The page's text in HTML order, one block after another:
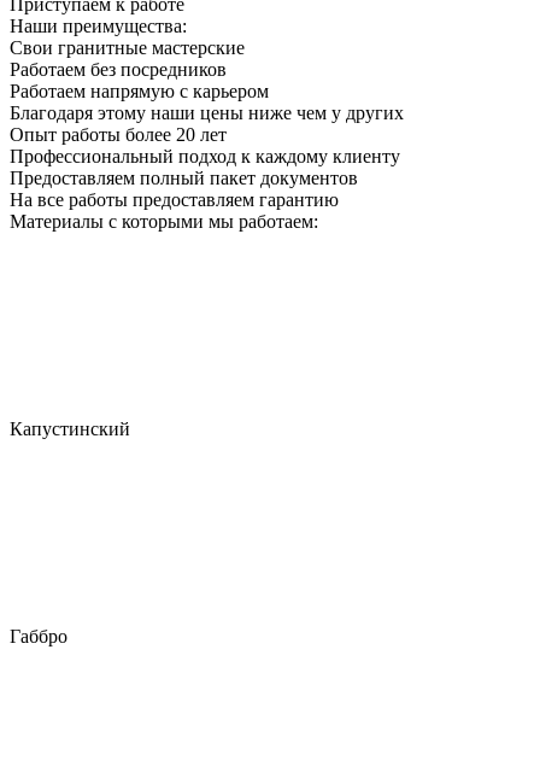
Приступаем к работе
Наши преимущества:
Свои гранитные мастерские
Работаем без посредников
Работаем напрямую с карьером
Благодаря этому наши цены ниже чем у других
Опыт работы более 20 лет
Профессиональный подход к каждому клиенту
Предоставляем полный пакет документов
На все работы предоставляем гарантию
Материалы с которыми мы работаем:
Капустинский
Габбро